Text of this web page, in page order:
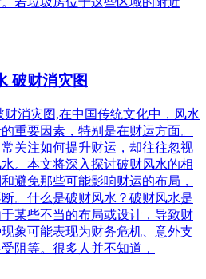
破财消灾图
财消灾图,在中国传统文化中，风水
重要因素，特别是在财运方面。
关注如何提升财运，却往往忽视
。本文将深入探讨破财风水的相
避免那些可能影响财运的布局，
。什么是破财风水？破财风水是
某些不当的布局或设计，导致财
象可能表现为财务危机、意外支
阻等。很多人并不知道，